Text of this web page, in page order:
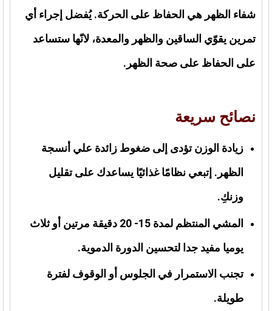
شفاء الظهر هي الحفاظ على الحركة. يُفضل إجراء أي
تمرين يقوّي الساقين والظهر والمعدة، لانّها ستساعد
على الحفاظ على صحة الظهر.
نصائح سريعة
زيادة الوزن تؤدى إلى ضغوط زائدة علي أنسجة
الظهر. إتبعي نظامًا غذائيًا يساعدك على تقليل
وزنكِ.
المشي المنتظم لمدة 15- 20 دقيقة مرتين أو ثلاث
يوميا مفيد جدا لتحسين الدورة الدموية.
تجنب الاستمرار في الجلوس أو الوقوف لفترة
طويلة.